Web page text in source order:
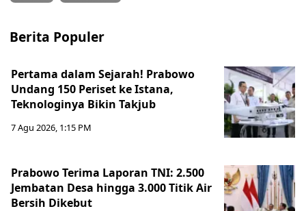
Berita Populer
Pertama dalam Sejarah! Prabowo
Undang 150 Periset ke Istana,
Teknologinya Bikin Takjub
7 Agu 2026, 1:15 PM
Prabowo Terima Laporan TNI: 2.500
Jembatan Desa hingga 3.000 Titik Air
Bersih Dikebut